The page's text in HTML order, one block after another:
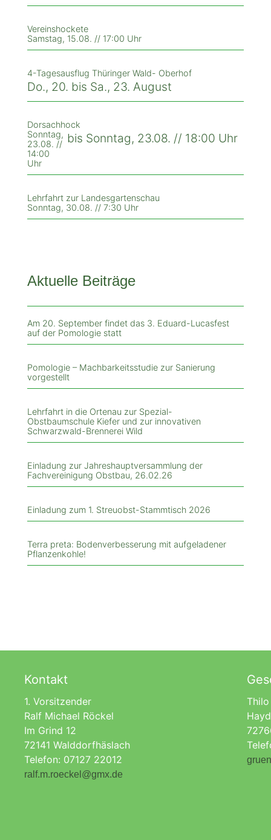
Vereinshockete
Samstag, 15.08. // 17:00 Uhr
4-Tagesausflug Thüringer Wald- Oberhof
Do., 20. bis Sa., 23. August
Dorsachhock
Sonntag,
23.08. //
14:00
Uhr
bis Sonntag, 23.08. // 18:00 Uhr
Lehrfahrt zur Landesgartenschau
Sonntag, 30.08. // 7:30 Uhr
Aktuelle Beiträge
Am 20. September findet das 3. Eduard-Lucasfest
auf der Pomologie statt
Pomologie – Machbarkeitsstudie zur Sanierung
vorgestellt
Lehrfahrt in die Ortenau zur Spezial-
Obstbaumschule Kiefer und zur innovativen
Schwarzwald-Brennerei Wild
Einladung zur Jahreshauptversammlung der
Fachvereinigung Obstbau, 26.02.26
Einladung zum 1. Streuobst-Stammtisch 2026
Terra preta: Bodenverbesserung mit aufgeladener
Pflanzenkohle!
Kontakt
1. Vorsitzender
Ralf Michael Röckel
Im Grind 12
72141 Walddorfhäslach
Telefon: 07127 22012
ralf.m.roeckel@gmx.de